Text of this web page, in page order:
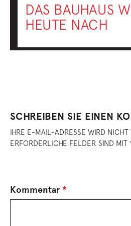
DAS BAUHAUS
HEUTE NACH
SCHREIBEN SIE EINEN
IHRE E-MAIL-ADRESSE WIRD NICHT
ERFORDERLICHE FELDER SIND MIT
Kommentar *